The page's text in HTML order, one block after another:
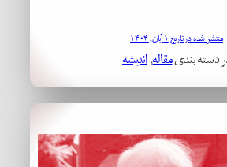
منتشر شده در تاریخ ۱ آبان, ۱۴۰۴
دسته بندیمقاله, اندیشه